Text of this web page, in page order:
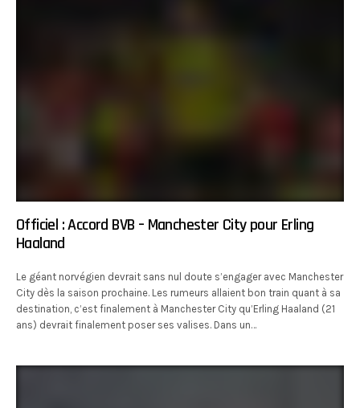
Officiel : Accord BVB – Manchester City pour Erling
Haaland
Le géant norvégien devrait sans nul doute s’engager avec Manchester
City dès la saison prochaine. Les rumeurs allaient bon train quant à sa
destination, c’est finalement à Manchester City qu’Erling Haaland (21
ans) devrait finalement poser ses valises. Dans un…